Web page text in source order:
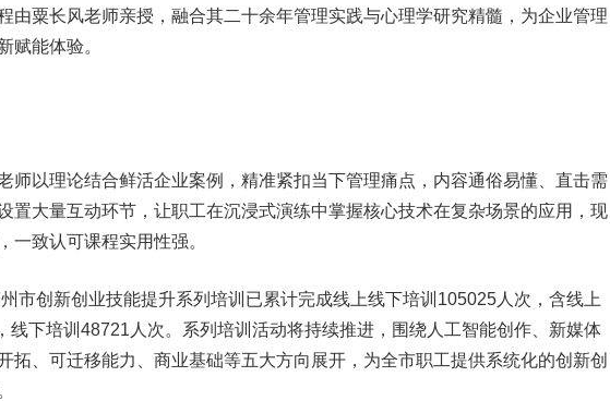
由粟长风老师亲授，融合其二十余年管理实践与心理学研究精髓，为企业管理
赋能体验。
师以理论结合鲜活企业案例，精准紧扣当下管理痛点，内容通俗易懂、直击需
置大量互动环节，让职工在沉浸式演练中掌握核心技术在复杂场景的应用，现
一致认可课程实用性强。
市创新创业技能提升系列培训已累计完成线上线下培训105025人次，含线上
线下培训48721人次。系列培训活动将持续推进，围绕人工智能创作、新媒体
拓、可迁移能力、商业基础等五大方向展开，为全市职工提供系统化的创新创